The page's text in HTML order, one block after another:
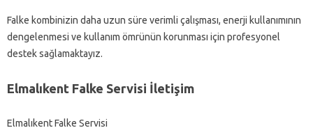
Falke kombinizin daha uzun süre verimli çalışması, enerji kullanımının
dengelenmesi ve kullanım ömrünün korunması için profesyonel
destek sağlamaktayız.
Elmalıkent Falke Servisi İletişim
Elmalıkent Falke Servisi